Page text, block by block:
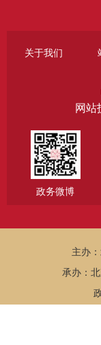
关于我们
网站
政务微博
主办
承办：